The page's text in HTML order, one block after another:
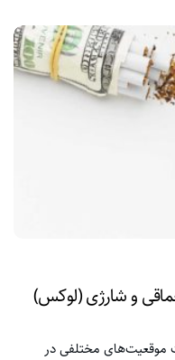
و شارژی (لوکس)
مختلفی در